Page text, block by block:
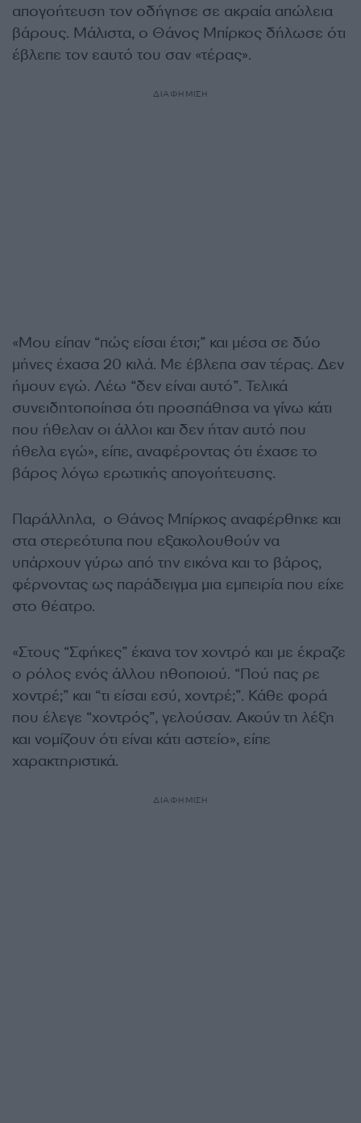
απογοήτευση τον οδήγησε σε ακραία απώλεια
βάρους. Μάλιστα, ο Θάνος Μπίρκος δήλωσε ότι
έβλεπε τον εαυτό του σαν «τέρας».
ΔΙΑΦΗΜΙΣΗ
«Μου είπαν “πώς είσαι έτσι;” και μέσα σε δύο
μήνες έχασα 20 κιλά. Με έβλεπα σαν τέρας. Δεν
ήμουν εγώ. Λέω “δεν είναι αυτό”. Τελικά
συνειδητοποίησα ότι προσπάθησα να γίνω κάτι
που ήθελαν οι άλλοι και δεν ήταν αυτό που
ήθελα εγώ», είπε, αναφέροντας ότι έχασε το
βάρος λόγω ερωτικής απογοήτευσης.
Παράλληλα, ο Θάνος Μπίρκος αναφέρθηκε και
στα στερεότυπα που εξακολουθούν να
υπάρχουν γύρω από την εικόνα και το βάρος,
φέρνοντας ως παράδειγμα μια εμπειρία που είχε
στο θέατρο.
«Στους “Σφήκες” έκανα τον χοντρό και με έκραζε
ο ρόλος ενός άλλου ηθοποιού. “Πού πας ρε
χοντρέ;” και “τι είσαι εσύ, χοντρέ;”. Κάθε φορά
που έλεγε “χοντρός”, γελούσαν. Ακούν τη λέξη
και νομίζουν ότι είναι κάτι αστείο», είπε
χαρακτηριστικά.
ΔΙΑΦΗΜΙΣΗ